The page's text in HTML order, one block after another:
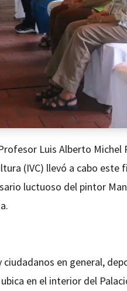
Luis Alberto Michel
(IVC) llevó a cabo este
luctuoso del pintor
en general,
en el interior del